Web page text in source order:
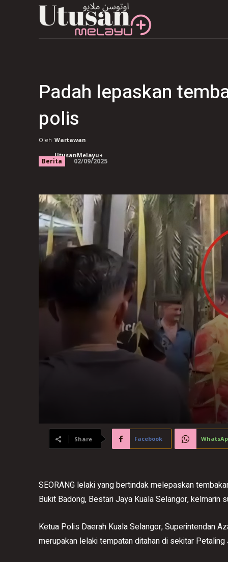
Padah lepaskan
polis
Oleh Wartawan
UtusanMelayu+
Berita 02/09/2025
Share Facebook
SEORANG lelaki yang bertindak melepaskan
Bukit Badong, Bestari Jaya Kuala Selangor, kelmarin
Ketua Polis Daerah Kuala Selangor, Superintendan
merupakan lelaki tempatan ditahan di sekitar